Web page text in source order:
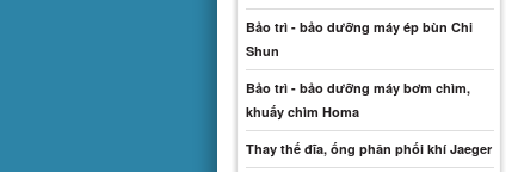
Bảo trì - bảo dưỡng máy ép bùn Chi
Shun
Bảo trì - bảo dưỡng máy bơm chìm,
khuấy chìm Homa
Thay thế đĩa, ống phân phối khí Jaeger